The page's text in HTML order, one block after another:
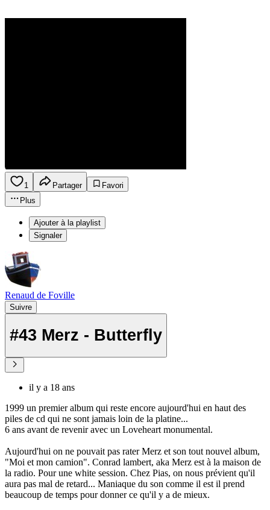
1 Partager
Favori
Plus
Ajouter à la playlist
Signaler
Renaud de Foville
Suivre
#43 Merz - Butterfly
il y a 18 ans
1999 un premier album qui reste encore aujourd'hui en haut des
piles de cd qui ne sont jamais loin de la platine...
6 ans avant de revenir avec un Loveheart monumental.
Aujourd'hui on ne pouvait pas rater Merz et son tout nouvel album,
"Moi et mon camion". Conrad lambert, aka Merz est à la maison de
la radio. Pour une white session. Chez Pias, on nous prévient qu'il
aura pas mal de retard... Maniaque du son comme il est il prend
beaucoup de temps pour donner ce qu'il y a de mieux.